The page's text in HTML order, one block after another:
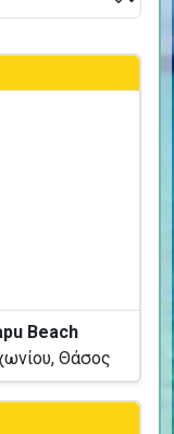
Beach
Θάσος